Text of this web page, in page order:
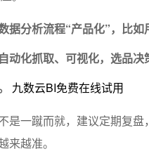
据分析流程“产品化”，比
动化抓取、可视化，选品决
九数云BI免费在线试用
是一蹴而就，建议定期复盘
来越准。